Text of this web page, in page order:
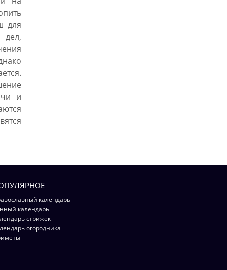
для
и
календарь
календарь
стрижек
огородника